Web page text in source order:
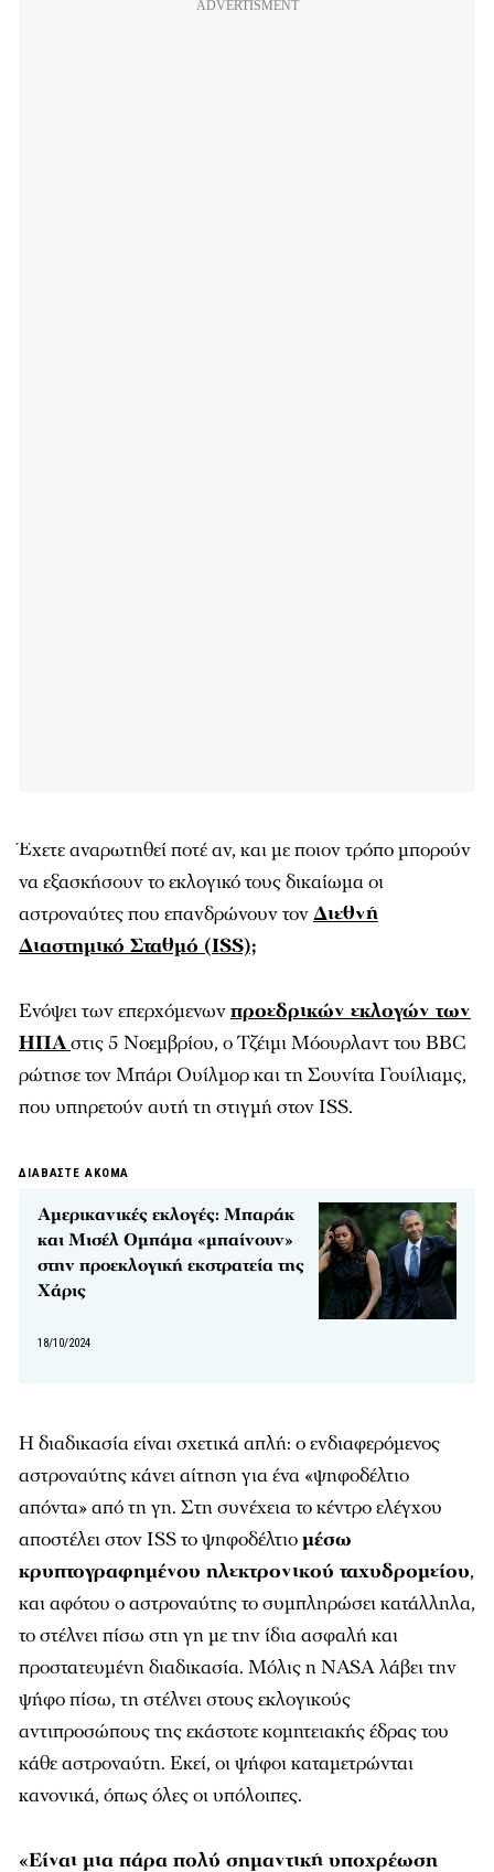
Έχετε αναρωτηθεί ποτέ αν, και με ποιον τρόπο μπορούν
να εξασκήσουν το εκλογικό τους δικαίωμα οι
αστροναύτες που επανδρώνουν τονΔιεθνή
Διαστημικό Σταθμό (ISS);
Ενόψει των επερχόμενωνπροεδρικών εκλογών των
ΗΠΑστις 5 Νοεμβρίου, ο Τζέιμι Μόουρλαντ του BBC
ρώτησε τον Μπάρι Ουίλμορ και τη Σουνίτα Γουίλιαμς,
που υπηρετούν αυτή τη στιγμή στον ISS.
ΔΙΑΒΑΣΤΕ ΑΚΟΜΑ
Αμερικανικές εκλογές: Μπαράκ
και Μισέλ Ομπάμα «μπαίνουν»
στην προεκλογική εκστρατεία της
Χάρις
18/10/2024
Η διαδικασία είναι σχετικά απλή: ο ενδιαφερόμενος
αστροναύτης κάνει αίτηση για ένα «ψηφοδέλτιο
απόντα» από τη γη. Στη συνέχεια το κέντρο ελέγχου
αποστέλει στον ISS το ψηφοδέλτιομέσω
κρυπτογραφημένου ηλεκτρονικού ταχυδρομείου,
και αφότου ο αστροναύτης το συμπληρώσει κατάλληλα,
το στέλνει πίσω στη γη με την ίδια ασφαλή και
προστατευμένη διαδικασία. Μόλις η NASA λάβει την
ψήφο πίσω, τη στέλνει στους εκλογικούς
αντιπροσώπους της εκάστοτε κομητειακής έδρας του
κάθε αστροναύτη. Εκεί, οι ψήφοι καταμετρώνται
κανονικά, όπως όλες οι υπόλοιπες.
«Είναι μια πάρα πολύ σημαντική υποχρέωση